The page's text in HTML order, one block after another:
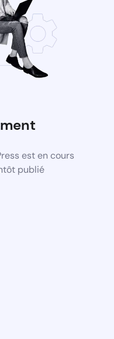
est en cours
publié